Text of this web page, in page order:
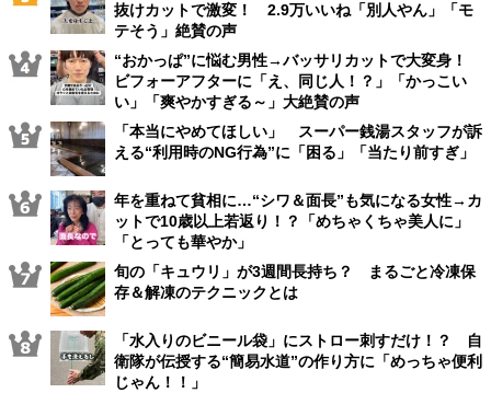
抜けカットで激変！ 2.9万いいね「別人やん」「モ
テそう」絶賛の声
“おかっぱ”に悩む男性→バッサリカットで大変身！
ビフォーアフターに「え、同じ人！？」「かっこい
い」「爽やかすぎる～」大絶賛の声
「本当にやめてほしい」 スーパー銭湯スタッフが訴
える“利用時のNG行為”に「困る」「当たり前すぎ」
年を重ねて貧相に…“シワ＆面長”も気になる女性→カ
ットで10歳以上若返り！？「めちゃくちゃ美人に」
「とっても華やか」
旬の「キュウリ」が3週間長持ち？ まるごと冷凍保
存＆解凍のテクニックとは
「水入りのビニール袋」にストロー刺すだけ！？ 自
衛隊が伝授する“簡易水道”の作り方に「めっちゃ便利
じゃん！！」